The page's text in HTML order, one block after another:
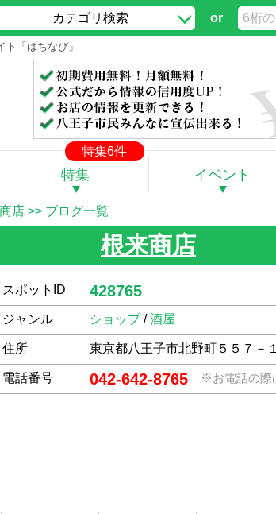
カテゴリ検索 or
「はちなび」
特集6件
特集 イベント
店 >> ブログ一覧
根来商店
スポットID 428765
ジャンル ショップ/酒屋
住所 東京都八王子市北野町５５７－
電話番号 042-642-8765 ※お電話の際